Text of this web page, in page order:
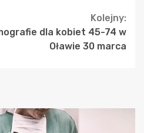
Kolejny:
dla kobiet 45-74 w
Oławie 30 marca